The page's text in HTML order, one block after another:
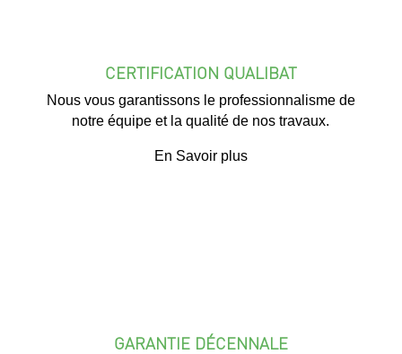
CERTIFICATION QUALIBAT
Nous vous garantissons le professionnalisme de
notre équipe et la qualité de nos travaux.
En Savoir plus
GARANTIE DÉCENNALE